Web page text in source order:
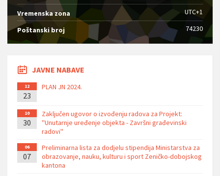
Vremenska zona
UTC+1
Poštanski broj 74230
JAVNE NABAVE
12
23
PLAN JN 2024.
10
30
Zaključen ugovor o izvođenju radova za Projekt:
''Unutarnje uređenje objekta - Završni građevinski
radovi''
06
07
Preliminarna lista za dodjelu stipendija Ministarstva za
obrazovanje, nauku, kulturu i sport Zeničko-dobojskog
kantona